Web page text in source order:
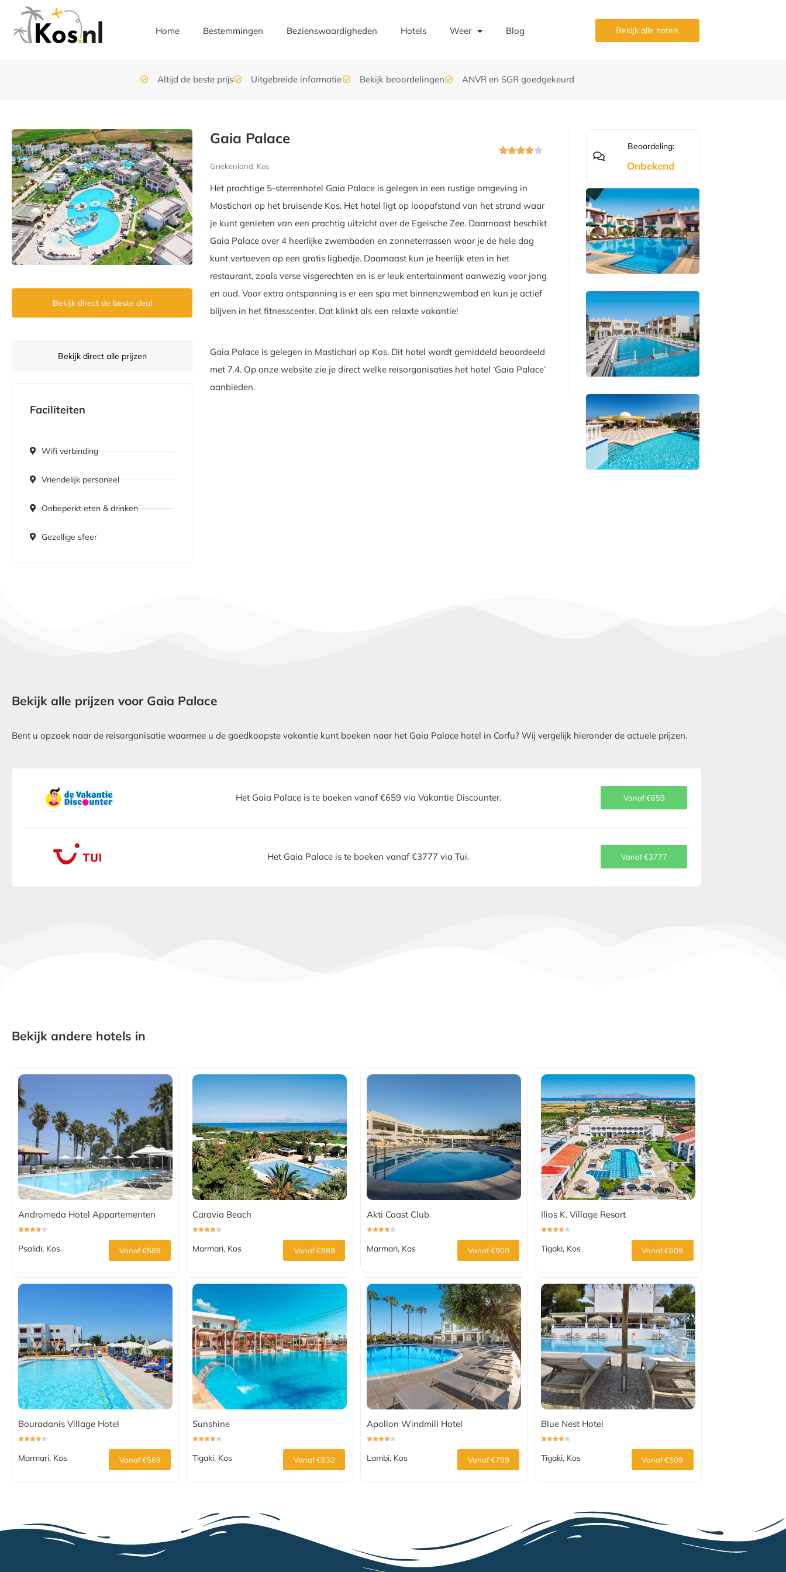
Home Bestemmingen Bezienswaardigheden Hotels Weer Blog Bekijk alle hotels
Altijd de beste prijs Uitgebreide informatie Bekijk beoordelingen ANVR en SGR goedgekeurd
Bekijk direct de beste deal
Bekijk direct alle prijzen
Faciliteiten
Wifi verbinding
Vriendelijk personeel
Onbeperkt eten & drinken
Gezellige sfeer
Gaia Palace
Griekenland, Kos

Het prachtige 5-sterrenhotel Gaia Palace is gelegen in een rustige omgeving in
Mastichari op het bruisende Kos. Het hotel ligt op loopafstand van het strand waar
je kunt genieten van een prachtig uitzicht over de Egeïsche Zee. Daarnaast beschikt
Gaia Palace over 4 heerlijke zwembaden en zonneterrassen waar je de hele dag
kunt vertoeven op een gratis ligbedje. Daarnaast kun je heerlijk eten in het
restaurant, zoals verse visgerechten en is er leuk entertainment aanwezig voor jong
en oud. Voor extra ontspanning is er een spa met binnenzwembad en kun je actief
blijven in het fitnesscenter. Dat klinkt als een relaxte vakantie!
Gaia Palace is gelegen in Mastichari op Kos. Dit hotel wordt gemiddeld beoordeeld
met 7.4. Op onze website zie je direct welke reisorganisaties het hotel ‘Gaia Palace’
aanbieden.
Beoordeling:
Onbekend
Bekijk alle prijzen voor Gaia Palace
Bent u opzoek naar de reisorganisatie waarmee u de goedkoopste vakantie kunt boeken naar het Gaia Palace hotel in Corfu? Wij vergelijk hieronder de actuele prijzen.
Het Gaia Palace is te boeken vanaf €659 via Vakantie Discounter. Vanaf €659
Het Gaia Palace is te boeken vanaf €3777 via Tui. Vanaf €3777
Bekijk andere hotels in
Andromeda Hotel Appartementen
Psalidi, Kos Vanaf €589
Caravia Beach
Marmari, Kos Vanaf €889
Akti Coast Club
Marmari, Kos Vanaf €900
Ilios K. Village Resort
Tigaki, Kos Vanaf €609
Bouradanis Village Hotel
Marmari, Kos Vanaf €569
Sunshine
Tigaki, Kos Vanaf €632
Apollon Windmill Hotel
Lambi, Kos Vanaf €799
Blue Nest Hotel
Tigaki, Kos Vanaf €509